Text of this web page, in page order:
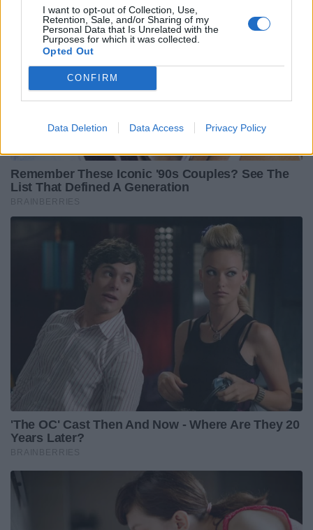
I want to opt-out of Collection, Use,
Retention, Sale, and/or Sharing of my
Personal Data that Is Unrelated with the
Purposes for which it was collected.
Opted Out
CONFIRM
Data Deletion Data Access Privacy Policy